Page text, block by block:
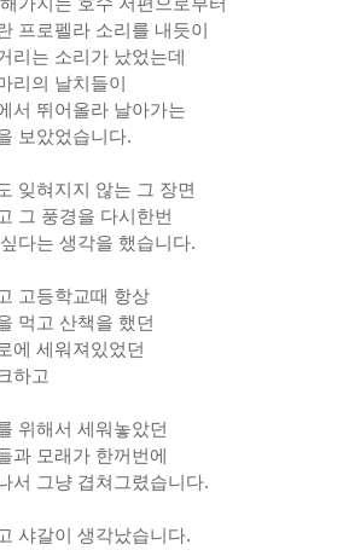
프로펠라 소리를 내듯이
리는 소리가 났었는데
리의 날치들이
서 뛰어올라 날아가는
보았었습니다.
잊혀지지 않는 그 장면
그 풍경을 다시한번
다는 생각을 했습니다.
고등학교때 항상
먹고 산책을 했던
에 세워져있었던
하고
위해서 세워놓았던
과 모래가 한꺼번에
서 그냥 겹쳐그렸습니다.
샤갈이 생각났습니다.